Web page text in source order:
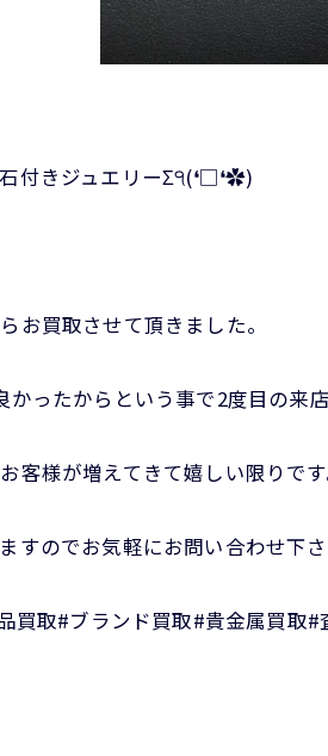
付きジュエリーΣ੧(❛□❛✿)
お買取させて頂きました。
かったからという事で2度目の来
客様が増えてきて嬉しい限りです
すのでお気軽にお問い合わせ下
買取#ブランド買取#貴金属買取